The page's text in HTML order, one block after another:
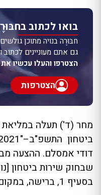
בואו לכתוב
חבּוּרֶה בנויה מתוכן
גם אתם מעוניינים לכתוב
הצטרפו והעלו עכשיו
הצטרפות
מחר (ד') תעלה במליאת
בסעיף 1, ברישה, במקום "רשאי" יבוא "חייב".